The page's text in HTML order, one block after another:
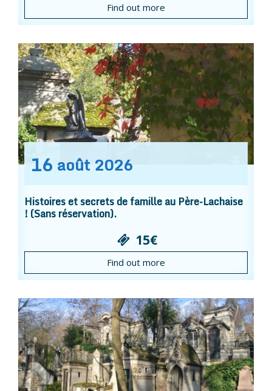
Find out more
16 août 2026
Histoires et secrets de famille au Père-Lachaise
! (Sans réservation).
15€
Find out more